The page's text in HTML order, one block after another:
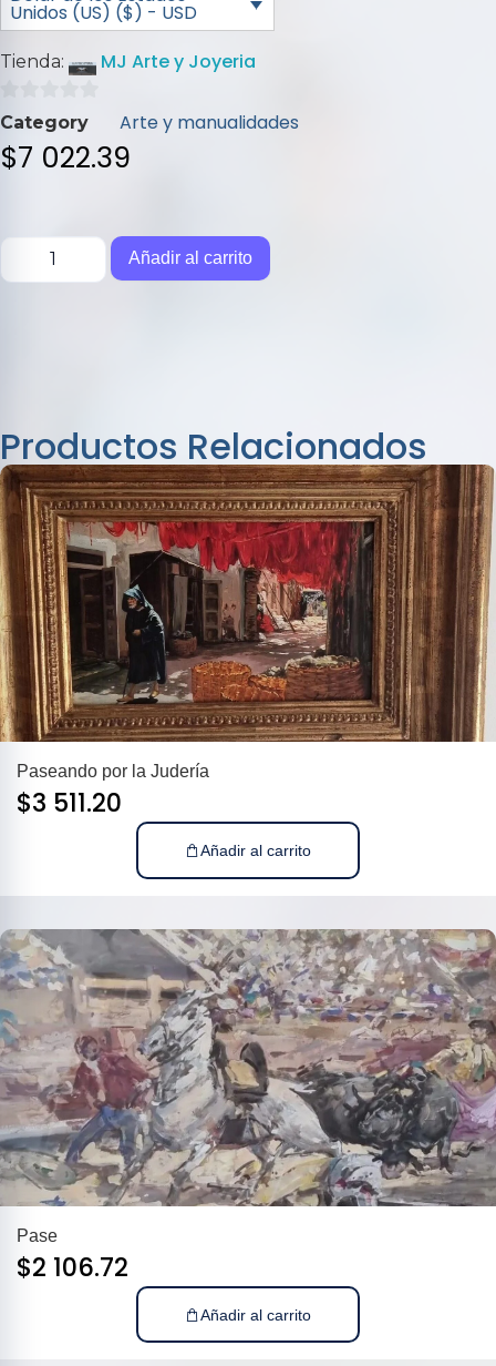
Unidos (US) ($) - USD
Tienda: MJ Arte y Joyeria
0
de
5
Category Arte y manualidades
$7 022.39
Añadir al carrito
Productos Relacionados
Paseando por la Judería
$3 511.20
Añadir al carrito
Pase
$2 106.72
Añadir al carrito